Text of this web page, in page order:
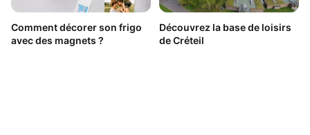
Comment décorer son frigo
avec des magnets ?
Découvrez la base de loisirs
de Créteil